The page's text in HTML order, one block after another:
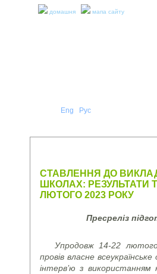
домашня мапа сайту
Eng Рус
СТАВЛЕННЯ ДО
ШКОЛАХ: РЕЗУЛЬТАТИ
ЛЮТОГО 2023 РОКУ
Пресреліз
Упродовж 14-22 лютого
провів власне
інтерв’ю з використанням